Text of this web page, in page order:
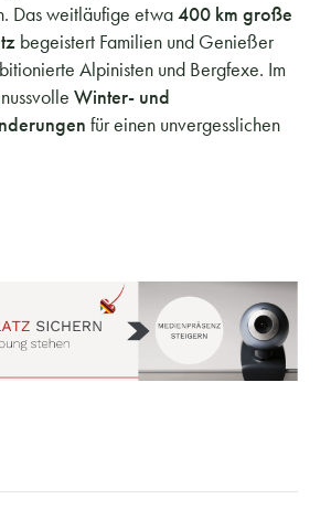
Das weitläufige etwa400 km große
begeistert Familien und Genießer
Alpinisten und Bergfexe. Im
Winter- und
für einen unvergesslichen